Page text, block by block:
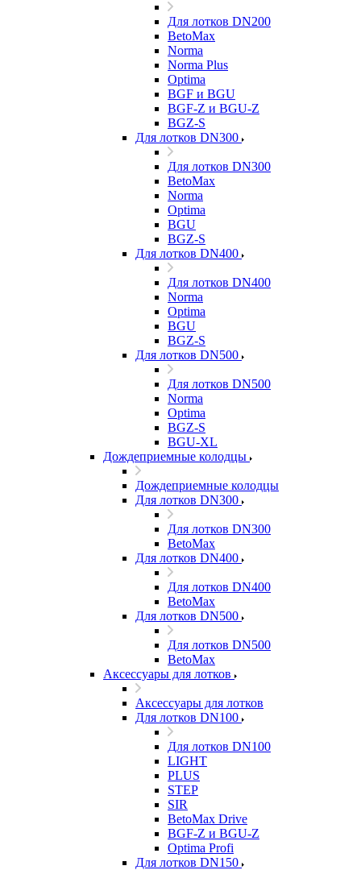
Для лотков DN200
BetoMax
Norma
Norma Plus
Optima
BGF и BGU
BGF-Z и BGU-Z
BGZ-S
Для лотков DN300
Для лотков DN300
BetoMax
Norma
Optima
BGU
BGZ-S
Для лотков DN400
Для лотков DN400
Norma
Optima
BGU
BGZ-S
Для лотков DN500
Для лотков DN500
Norma
Optima
BGZ-S
BGU-XL
Дождеприемные колодцы
Дождеприемные колодцы
Для лотков DN300
Для лотков DN300
BetoMax
Для лотков DN400
Для лотков DN400
BetoMax
Для лотков DN500
Для лотков DN500
BetoMax
Аксессуары для лотков
Аксессуары для лотков
Для лотков DN100
Для лотков DN100
LIGHT
PLUS
STEP
SIR
BetoMax Drive
BGF-Z и BGU-Z
Optima Profi
Для лотков DN150